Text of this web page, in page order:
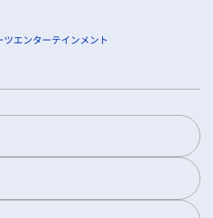
エンターテインメント